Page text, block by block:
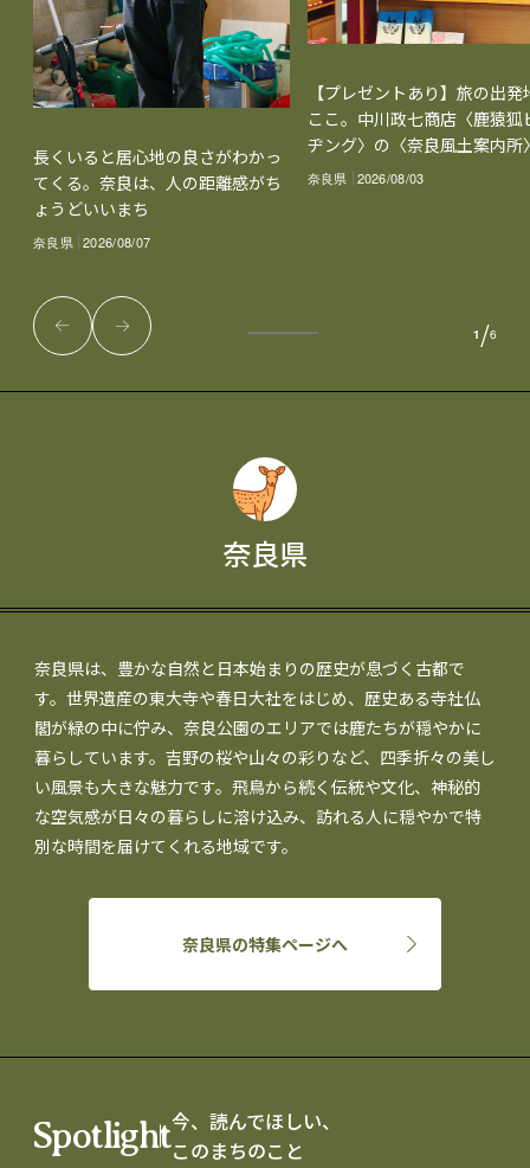
奈良県
奈良県は、豊かな自然と日本始まりの歴史が息づく古都で
す。世界遺産の東大寺や春日大社をはじめ、歴史ある寺社仏
閣が緑の中に佇み、奈良公園のエリアでは鹿たちが穏やかに
暮らしています。吉野の桜や山々の彩りなど、四季折々の美し
い風景も大きな魅力です。飛鳥から続く伝統や文化、神秘的
な空気感が日々の暮らしに溶け込み、訪れる人に穏やかで特
別な時間を届けてくれる地域です。
奈良県の特集ページへ
長くいると居心地の良さがわかっ
てくる。奈良は、人の距離感がち
ょうどいいまち
奈良県 2026/08/07
【プレゼントあり】旅の出発
ここ。中川政七商店〈鹿猿狐
ヂング〉の〈奈良風土案内所
奈良県 2026/08/03
1 /6
Spotlight今、読んでほしい、
このまちのこと